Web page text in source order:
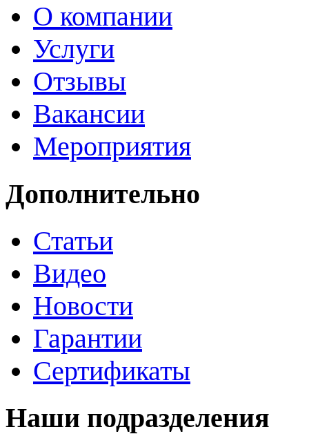
О компании
Услуги
Отзывы
Вакансии
Мероприятия
Дополнительно
Статьи
Видео
Новости
Гарантии
Сертификаты
Наши подразделения